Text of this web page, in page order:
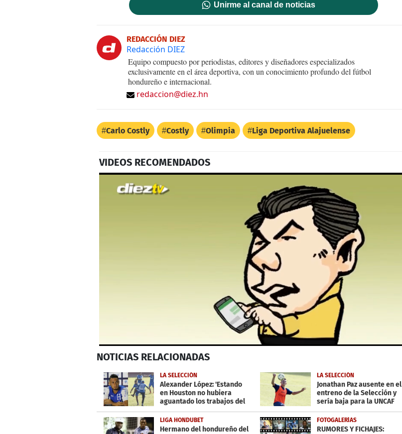
Unirme al canal de noticias
REDACCIÓN DIEZ
Redacción DIEZ
Equipo compuesto por periodistas, editores y diseñadores especializados
exclusivamente en el área deportiva, con un conocimiento profundo del fútbol
hondureño e internacional.
redaccion@diez.hn
Carlo Costly Costly Olimpia Liga Deportiva Alajuelense
VIDEOS RECOMENDADOS
seconds
minutes,
43
secondsVolume
0%
NOTICIAS RELACIONADAS
LA SELECCIÓN
Alexander López: 'Estando
en Houston no hubiera
aguantado los trabajos del
profesor'
LA SELECCIÓN
Jonathan Paz ausente en el
entreno de la Selección y
sería baja para la UNCAF
LIGA HONDUBET
Hermano del hondureño del
FOTOGALERÍAS
RUMORES Y FICHAJES: